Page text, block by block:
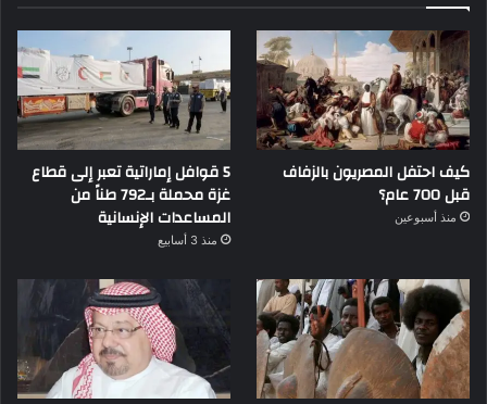
كيف احتفل المصريون بالزفاف
قبل 700 عام؟
منذ أسبوعين
5 قوافل إماراتية تعبر إلى قطاع
غزة محملة بـ792 طناً من
المساعدات الإنسانية
منذ 3 أسابيع